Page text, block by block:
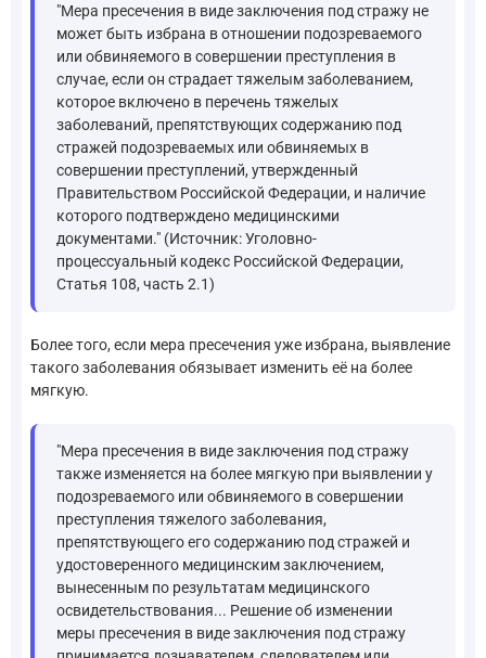
"Мера пресечения в виде заключения под стражу не
может быть избрана в отношении подозреваемого
или обвиняемого в совершении преступления в
случае, если он страдает тяжелым заболеванием,
которое включено в перечень тяжелых
заболеваний, препятствующих содержанию под
стражей подозреваемых или обвиняемых в
совершении преступлений, утвержденный
Правительством Российской Федерации, и наличие
которого подтверждено медицинскими
документами." (Источник: Уголовно-
процессуальный кодекс Российской Федерации,
Статья 108, часть 2.1)
Более того, если мера пресечения уже избрана, выявление
такого заболевания обязывает изменить её на более
мягкую.
"Мера пресечения в виде заключения под стражу
также изменяется на более мягкую при выявлении у
подозреваемого или обвиняемого в совершении
преступления тяжелого заболевания,
препятствующего его содержанию под стражей и
удостоверенного медицинским заключением,
вынесенным по результатам медицинского
освидетельствования... Решение об изменении
меры пресечения в виде заключения под стражу